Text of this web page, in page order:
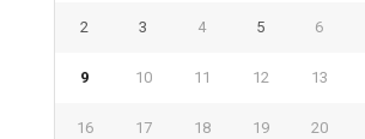
2 3 4 5 6
9 10 11 12 13
16 17 18 19 20